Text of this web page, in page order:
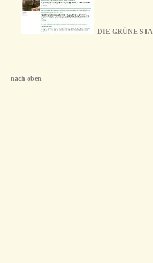
DIE GRÜNE
nach oben